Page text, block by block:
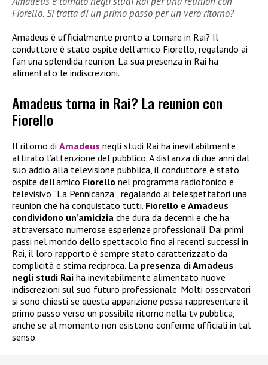
Fiorello. Si tratta di un primo passo per un vero ritorno?
Amadeus è ufficialmente pronto a tornare in Rai? Il
conduttore è stato ospite dell’amico Fiorello, regalando ai
fan una splendida reunion. La sua presenza in Rai ha
alimentato le indiscrezioni.
Amadeus torna in Rai? La reunion con
Fiorello
Il ritorno di Amadeus negli studi Rai ha inevitabilmente
attirato l’attenzione del pubblico. A distanza di due anni dal
suo addio alla televisione pubblica, il conduttore è stato
ospite dell’amico Fiorello nel programma radiofonico e
televisivo “La Pennicanza”, regalando ai telespettatori una
reunion che ha conquistato tutti. Fiorello e Amadeus
condividono un’amicizia che dura da decenni e che ha
attraversato numerose esperienze professionali. Dai primi
passi nel mondo dello spettacolo fino ai recenti successi in
Rai, il loro rapporto è sempre stato caratterizzato da
complicità e stima reciproca. La presenza di Amadeus
negli studi Rai ha inevitabilmente alimentato nuove
indiscrezioni sul suo futuro professionale. Molti osservatori
si sono chiesti se questa apparizione possa rappresentare il
primo passo verso un possibile ritorno nella tv pubblica,
anche se al momento non esistono conferme ufficiali in tal
senso.